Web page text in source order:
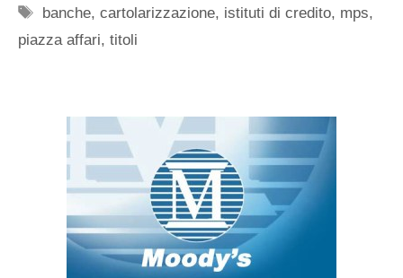
Tag
banche,cartolarizzazione, istituti di credito, mps,
piazza affari, titoli